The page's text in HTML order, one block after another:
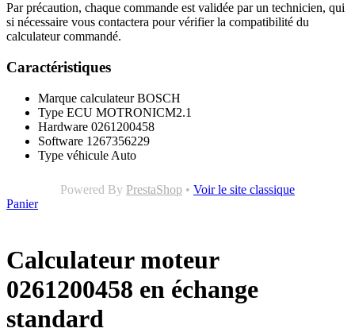
Par précaution, chaque commande est validée par un technicien, qui
si nécessaire vous contactera pour vérifier la compatibilité du
calculateur commandé.
Caractéristiques
Marque calculateur BOSCH
Type ECU MOTRONICM2.1
Hardware 0261200458
Software 1267356229
Type véhicule Auto
Powered By PrestaShop • Voir le site classique
Panier
Calculateur moteur
0261200458 en échange
standard